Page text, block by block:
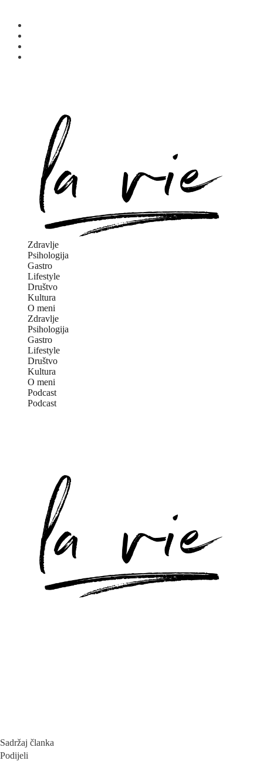
Zdravlje
Psihologija
Gastro
Lifestyle
Društvo
Kultura
O meni
Zdravlje
Psihologija
Gastro
Lifestyle
Društvo
Kultura
O meni
Podcast
Podcast
Sadržaj članka
Podijeli